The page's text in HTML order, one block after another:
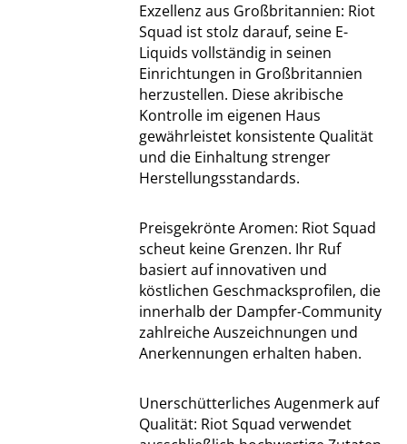
Exzellenz aus Großbritannien: Riot
Squad ist stolz darauf, seine E-
Liquids vollständig in seinen
Einrichtungen in Großbritannien
herzustellen. Diese akribische
Kontrolle im eigenen Haus
gewährleistet konsistente Qualität
und die Einhaltung strenger
Herstellungsstandards.
Preisgekrönte Aromen: Riot Squad
scheut keine Grenzen. Ihr Ruf
basiert auf innovativen und
köstlichen Geschmacksprofilen, die
innerhalb der Dampfer-Community
zahlreiche Auszeichnungen und
Anerkennungen erhalten haben.
Unerschütterliches Augenmerk auf
Qualität: Riot Squad verwendet